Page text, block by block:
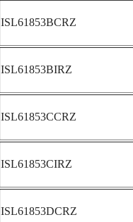
ISL61853BCRZ
ISL61853BIRZ
ISL61853CCRZ
ISL61853CIRZ
ISL61853DCRZ